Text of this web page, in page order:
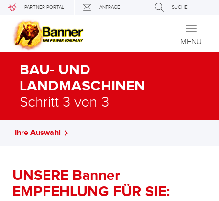
PARTNER PORTAL ANFRAGE SUCHE
Toggle
MENÜ
BAU- UND
LANDMASCHINEN
Schritt 3 von 3
Ihre Auswahl
UNSERE Banner
EMPFEHLUNG FÜR SIE: